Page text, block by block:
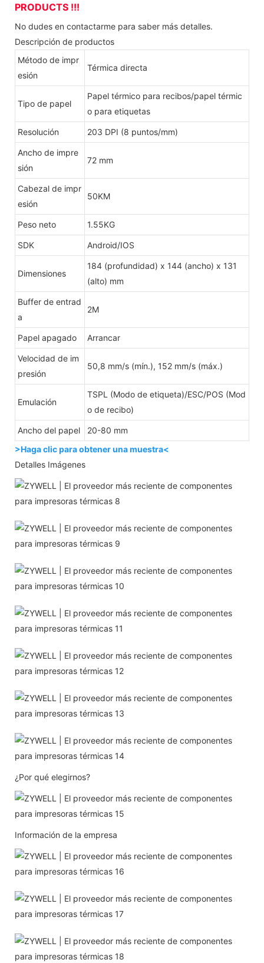
PRODUCTS !!!
No dudes en contactarme para saber más detalles.
Descripción de productos
Método de impr
esión
Térmica directa
Tipo de papel
Papel térmico para recibos/papel térmic
o para etiquetas
Resolución 203 DPI (8 puntos/mm)
Ancho de impre
sión
72 mm
Cabezal de impr
esión
50KM
Peso neto 1.55KG
SDK Android/IOS
Dimensiones
184 (profundidad) x 144 (ancho) x 131
(alto) mm
Buffer de entrad
a
2M
Papel apagado Arrancar
Velocidad de im
presión
50,8 mm/s (mín.), 152 mm/s (máx.)
Emulación
TSPL (Modo de etiqueta)/ESC/POS (Mod
o de recibo)
Ancho del papel
20-80 mm
>Haga clic para obtener una muestra<
Detalles Imágenes
¿Por qué elegirnos?
Información de la empresa